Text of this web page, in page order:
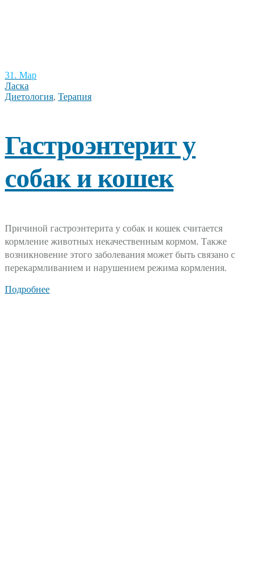
31. Мар
Ласка
Диетология, Терапия
Гастроэнтерит у
собак и кошек
Причиной гастроэнтерита у собак и кошек считается
кормление животных некачественным кормом. Также
возникновение этого заболевания может быть связано с
перекармливанием и нарушением режима кормления.
Подробнее